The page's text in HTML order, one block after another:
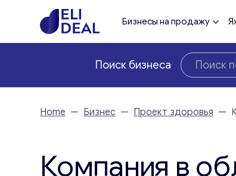
Бизнесы на продажу
Поиск бизнеса
Home — Бизнес — Проект здоровья —
Компания в